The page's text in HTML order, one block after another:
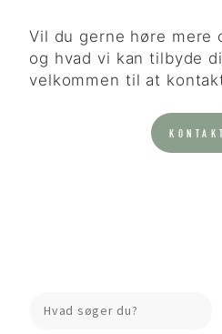
Vil du gerne høre mere
og hvad vi kan tilbyde
velkommen til at
KONTAKT